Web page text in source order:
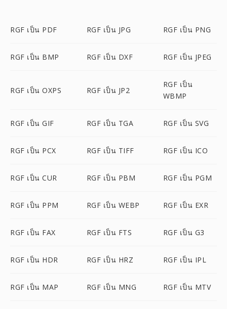
RGF เป็น PDF RGF เป็น JPG RGF เป็น PNG
RGF เป็น BMP RGF เป็น DXF RGF เป็น JPEG
RGF เป็น OXPS RGF เป็น JP2
RGF เป็น
WBMP
RGF เป็น GIF RGF เป็น TGA RGF เป็น SVG
RGF เป็น PCX RGF เป็น TIFF RGF เป็น ICO
RGF เป็น CUR RGF เป็น PBM RGF เป็น PGM
RGF เป็น PPM RGF เป็น WEBP RGF เป็น EXR
RGF เป็น FAX RGF เป็น FTS RGF เป็น G3
RGF เป็น HDR RGF เป็น HRZ RGF เป็น IPL
RGF เป็น MAP RGF เป็น MNG RGF เป็น MTV